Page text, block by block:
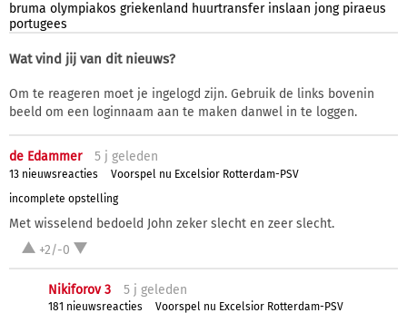
bruma olympiakos griekenland huurtransfer inslaan jong piraeus
portugees
Wat vind jij van dit nieuws?
Om te reageren moet je ingelogd zijn. Gebruik de links bovenin
beeld om een loginnaam aan te maken danwel in te loggen.
de Edammer 5 j geleden
13 nieuwsreacties
Voorspel nu Excelsior Rotterdam-PSV
incomplete opstelling
Met wisselend bedoeld John zeker slecht en zeer slecht.
+2/-0
Nikiforov 3 5 j geleden
181 nieuwsreacties Voorspel nu Excelsior Rotterdam-PSV